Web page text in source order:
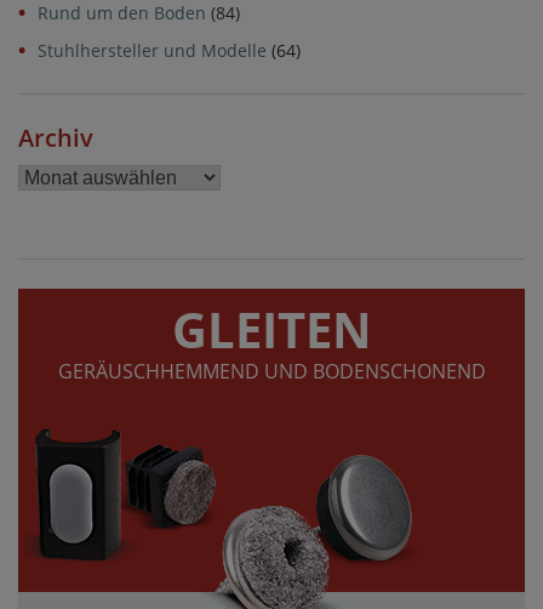
Rund um den Boden (84)
Stuhlhersteller und Modelle (64)
Archiv
Archiv
GLEITEN
GERÄUSCHHEMMEND UND BODENSCHONEND